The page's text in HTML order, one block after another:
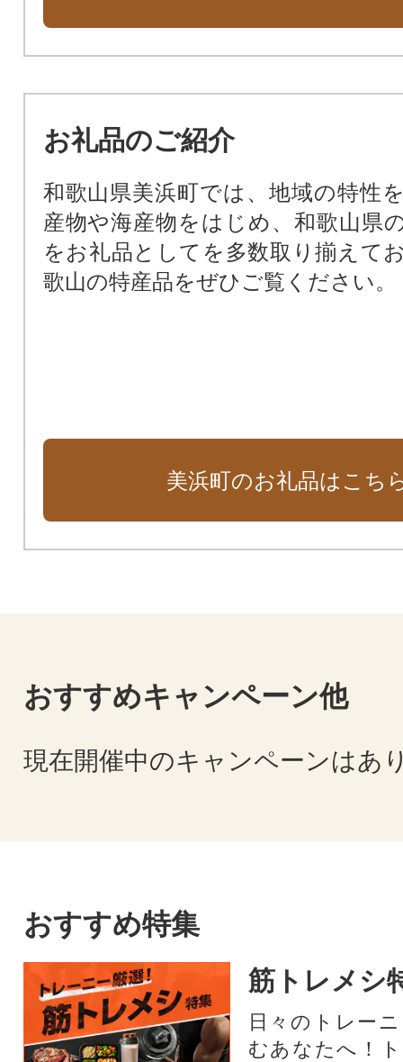
お礼品のご紹介
和歌山県美浜町では、地域の特性
産物や海産物をはじめ、和歌山県
をお礼品としてを多数取り揃えて
歌山の特産品をぜひご覧ください。
美浜町のお礼品はこち
おすすめキャンペーン他
現在開催中のキャンペーンはあ
おすすめ特集
筋トレメシ
日々のトレー
むあなたへ！